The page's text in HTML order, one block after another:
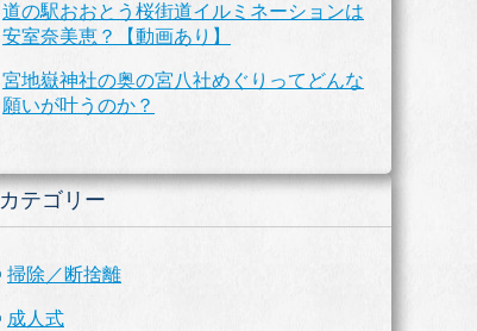
道の駅おおとう桜街道イルミネーションは
安室奈美恵？【動画あり】
宮地嶽神社の奥の宮八社めぐりってどんな
願いが叶うのか？
カテゴリー
掃除／断捨離
成人式